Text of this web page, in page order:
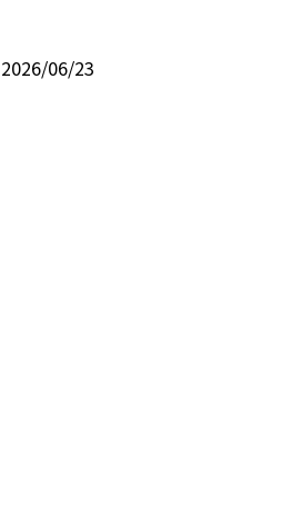
2026/06/23